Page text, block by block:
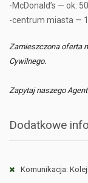
-McDonald’s — ok.
-centrum miasta —
Zamieszczona oferta
Cywilnego.
Zapytaj naszego
Dodatkowe
Komunikacja: